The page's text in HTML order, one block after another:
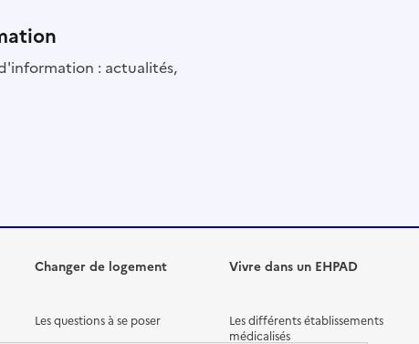
: actualités,
Changer de logement
Les questions à se poser
Vivre dans un EHPAD
Les différents établissements
médicalisés